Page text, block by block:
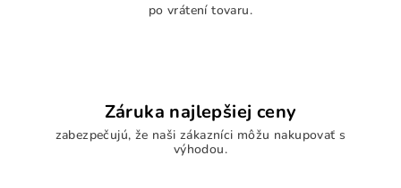
po vrátení tovaru.
Záruka najlepšiej ceny
zabezpečujú, že naši zákazníci môžu nakupovať s
výhodou.